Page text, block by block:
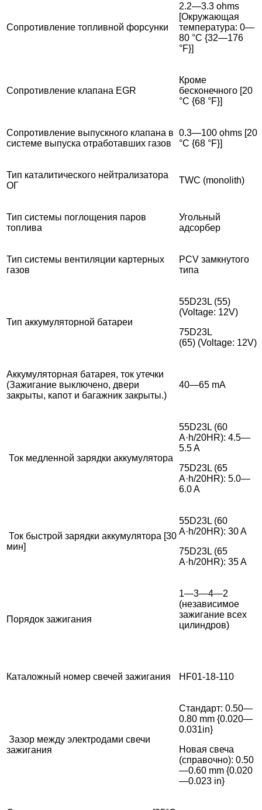
Сопротивление топливной форсунки
2.2—3.3 ohms
[Окружающая
температура: 0—
80 °C {32—176
°F}]
Сопротивление клапана EGR
Кроме
бесконечного [20
°C {68 °F}]
Сопротивление выпускного клапана в
системе выпуска отработавших газов
0.3—100 ohms [20
°C {68 °F}]
Тип каталитического нейтрализатора
ОГ
TWC (monolith)
Тип системы поглощения паров
топлива
Угольный
адсорбер
Тип системы вентиляции картерных
газов
PCV замкнутого
типа
Тип аккумуляторной батареи
55D23L (55)
(Voltage: 12V)
75D23L
(65) (Voltage: 12V)
Аккумуляторная батарея, ток утечки
(Зажигание выключено, двери
закрыты, капот и багажник закрыты.)
40—65 mA
Ток медленной зарядки аккумулятора
55D23L (60
A·h/20HR): 4.5—
5.5 A
75D23L (65
A·h/20HR): 5.0—
6.0 A
Ток быстрой зарядки аккумулятора [30
мин]
55D23L (60
A·h/20HR): 30 A
75D23L (65
A·h/20HR): 35 A
Порядок зажигания
1—3—4—2
(независимое
зажигание всех
цилиндров)
Каталожный номер свечей зажигания HF01-18-110
Зазор между электродами свечи
зажигания
Стандарт: 0.50—
0.80 mm {0.020—
0.031in}
Новая свеча
(справочно): 0.50
—0.60 mm {0.020
—0.023 in}